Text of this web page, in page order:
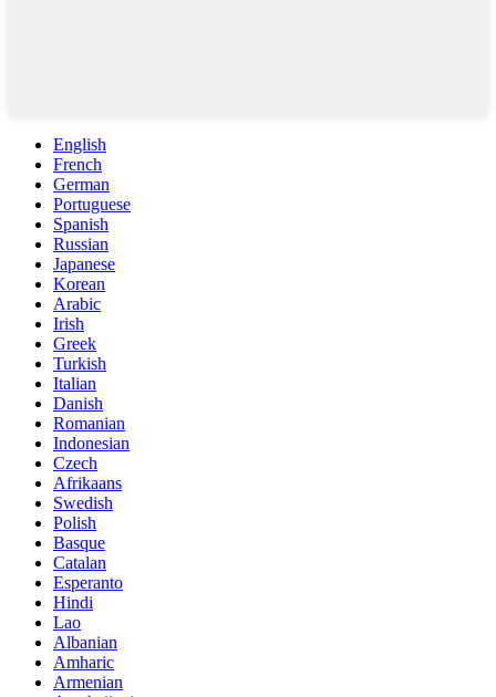
English
French
German
Portuguese
Spanish
Russian
Japanese
Korean
Arabic
Irish
Greek
Turkish
Italian
Danish
Romanian
Indonesian
Czech
Afrikaans
Swedish
Polish
Basque
Catalan
Esperanto
Hindi
Lao
Albanian
Amharic
Armenian